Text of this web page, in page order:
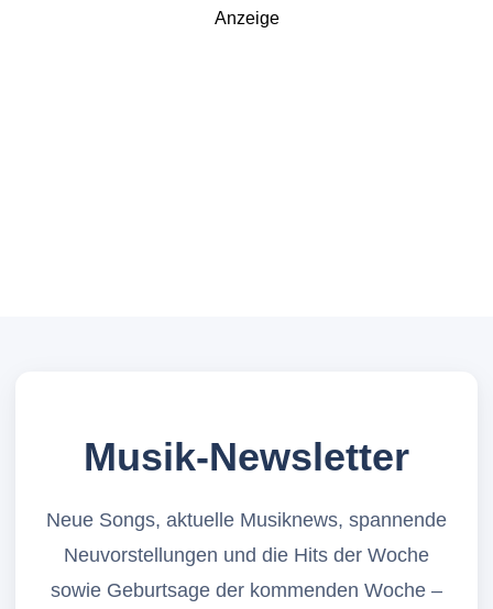
Anzeige
Musik-Newsletter
Neue Songs, aktuelle Musiknews, spannende
Neuvorstellungen und die Hits der Woche
sowie Geburtsage der kommenden Woche –